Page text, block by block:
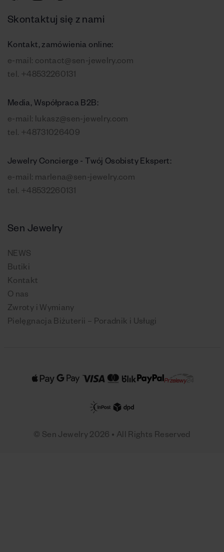
Skontaktuj się z nami
Kontakt, zamówienia online:
e-mail: contact@sen-jewelry.com
tel. +48532260131
Media, Współpraca B2B:
e-mail: lukasz@sen-jewelry.com
tel. +48731026409
Jewelry Concierge - Twój Osobisty Ekspert:
e-mail: marlena@sen-jewelry.com
tel. +48532260131
Sen Jewelry
NEWS
Butiki
Kontakt
O nas
Zwroty i Wymiany
Pielęgnacja Biżuterii – Poradnik i Usługi
© Sen Jewelry 2026 • All Rights Reserved